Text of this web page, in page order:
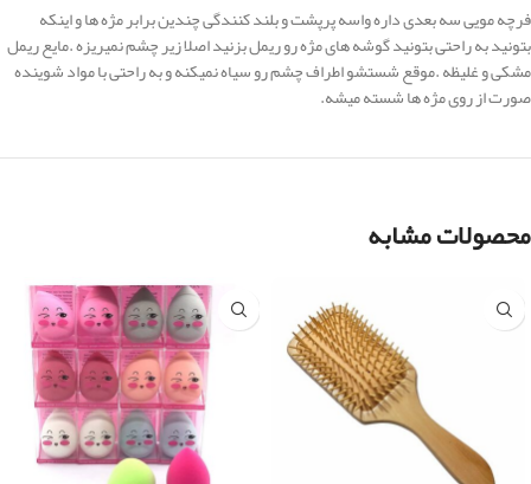
فرچه مویی سه بعدی داره واسه پرپشت و بلند کنندگی چندین برابر مژه ها و اینکه
بتونید به راحتی بتونید گوشه های مژه رو ریمل بزنید اصلا زیر چشم نمیریزه .مایع ریمل
مشکی و غلیظه .موقع شستشو اطراف چشم رو سیاه نمیکنه و به راحتی با مواد شوینده
صورت از روی مژه ها شسته میشه.
محصولات مشابه